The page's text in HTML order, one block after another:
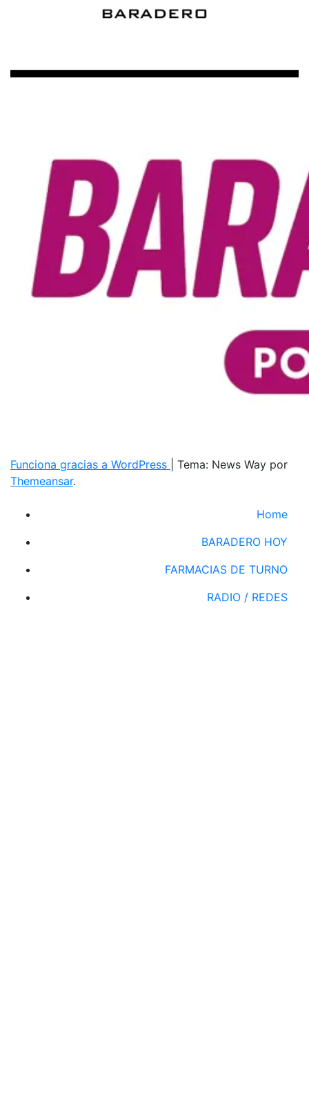
Funciona gracias a WordPress
Tema: News Way por
Themeansar.
Home
BARADERO HOY
FARMACIAS DE TURNO
RADIO / REDES